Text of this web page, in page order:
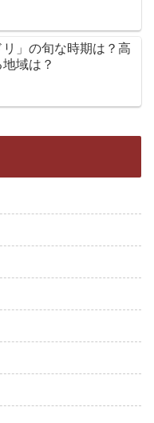
」の旬な時期は？高
域は？